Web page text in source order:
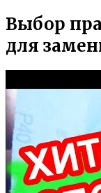
Выбор
для